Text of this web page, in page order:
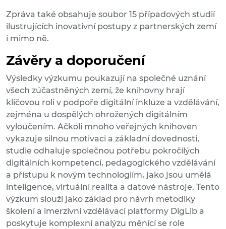
Zpráva také obsahuje soubor 15 případových studií
ilustrujících inovativní postupy z partnerských zemí
i mimo ně.
Závěry a doporučení
Výsledky výzkumu poukazují na společné uznání
všech zúčastněných zemí, že knihovny hrají
klíčovou roli v podpoře digitální inkluze a vzdělávání,
zejména u dospělých ohrožených digitálním
vyloučením. Ačkoli mnoho veřejných knihoven
vykazuje silnou motivaci a základní dovednosti,
studie odhaluje společnou potřebu pokročilých
digitálních kompetencí, pedagogického vzdělávání
a přístupu k novým technologiím, jako jsou umělá
inteligence, virtuální realita a datové nástroje. Tento
výzkum slouží jako základ pro návrh metodiky
školení a imerzivní vzdělávací platformy DigLib a
poskytuje komplexní analýzu měnící se role